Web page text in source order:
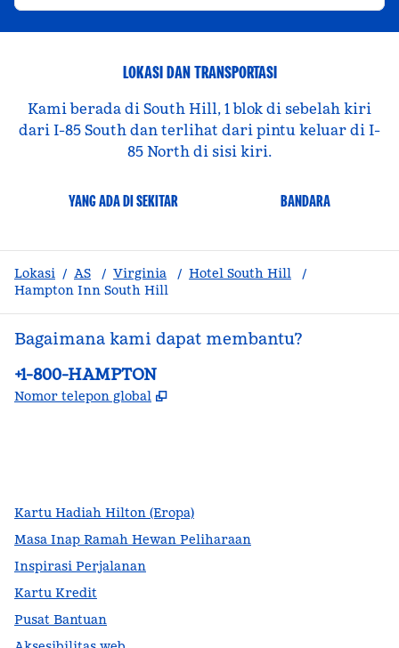
LOKASI DAN TRANSPORTASI
Kami berada di South Hill, 1 blok di sebelah kiri
dari I-85 South dan terlihat dari pintu keluar di I-
85 North di sisi kiri.
YANG ADA DI SEKITAR BANDARA
Lokasi / AS / Virginia / Hotel South Hill
/
Hampton Inn South Hill
Bagaimana kami dapat membantu?
Telepon:
+1-800-HAMPTON
Nomor telepon global ,
Kartu Hadiah Hilton (Eropa)
Masa Inap Ramah Hewan Peliharaan
Inspirasi Perjalanan
Kartu Kredit
Pusat Bantuan